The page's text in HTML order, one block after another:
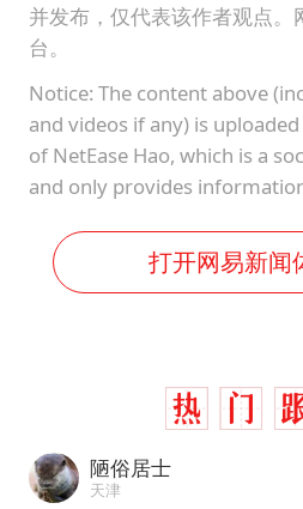
并发布，仅代表该作者观点
台。
Notice: The content above
and videos if any) is
of NetEase Hao, which is a
and only provides
打开网易新闻
陋俗居士
天津